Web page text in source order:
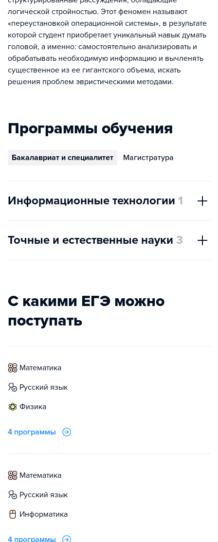
логической стройностью. Этот феномен называют
«переустановкой операционной системы», в результате
которой студент приобретает уникальный навык думать
головой, а именно: самостоятельно анализировать и
обрабатывать необходимую информацию и вычленять
существенное из ее гигантского объема, искать
решения проблем эвристическими методами.
Программы обучения
Бакалавриат и специалитет Магистратура
Информационные технологии 1
Точные и естественные науки 3
С какими ЕГЭ можно
поступать
математика
русский язык
физика
4 программы
математика
русский язык
информатика
4 программы